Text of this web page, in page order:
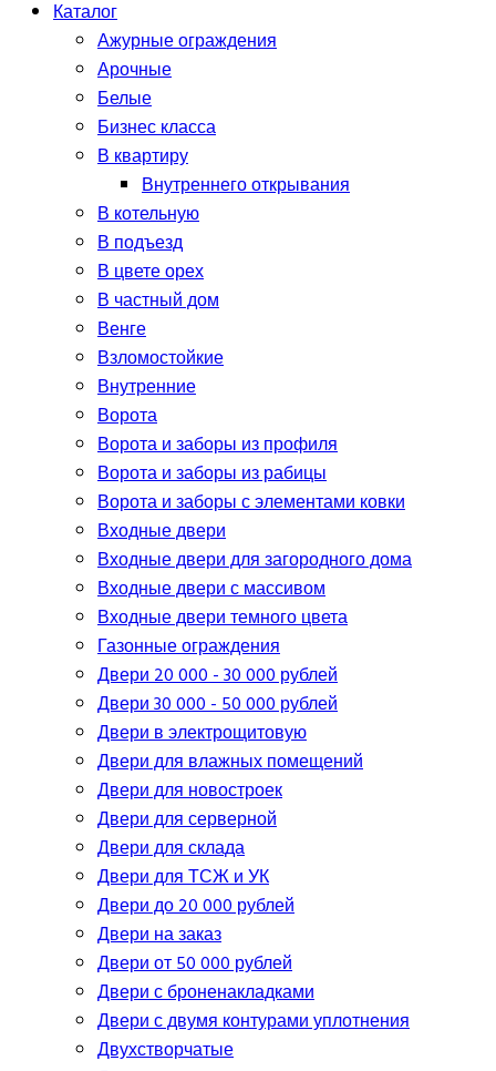
Каталог
Ажурные ограждения
Арочные
Белые
Бизнес класса
В квартиру
Внутреннего открывания
В котельную
В подъезд
В цвете орех
В частный дом
Венге
Взломостойкие
Внутренние
Ворота
Ворота и заборы из профиля
Ворота и заборы из рабицы
Ворота и заборы с элементами ковки
Входные двери
Входные двери для загородного дома
Входные двери с массивом
Входные двери темного цвета
Газонные ограждения
Двери 20 000 - 30 000 рублей
Двери 30 000 - 50 000 рублей
Двери в электрощитовую
Двери для влажных помещений
Двери для новостроек
Двери для серверной
Двери для склада
Двери для ТСЖ и УК
Двери до 20 000 рублей
Двери на заказ
Двери от 50 000 рублей
Двери с броненакладками
Двери с двумя контурами уплотнения
Двухстворчатые